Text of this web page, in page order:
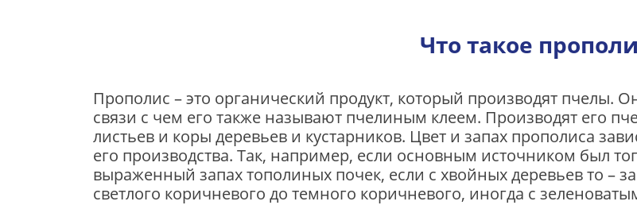
Что такое
Прополис – это органический продукт, который производят пчелы.
связи с чем его также называют пчелиным клеем. Производят его
листьев и коры деревьев и кустарников. Цвет и запах прополиса
его производства. Так, например, если основным источником был
выраженный запах тополиных почек, если с хвойных деревьев то –
светлого коричневого до темного коричневого, иногда с